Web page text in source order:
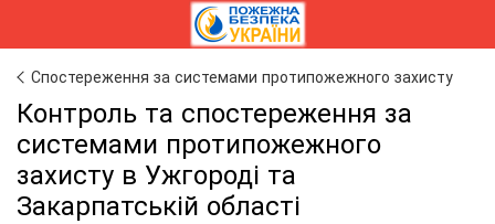
Спостереження за системами протипожежного захисту
Контроль та спостереження за
системами протипожежного
захисту в Ужгороді та
Закарпатській області